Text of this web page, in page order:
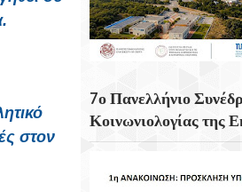
στον
Κουνάβοι Του Δήμου
Αστερουσίων
Προϊόντων, Οικοτεχνίας
7ο Πανελλήνιο
Κοινωνιολογίας της